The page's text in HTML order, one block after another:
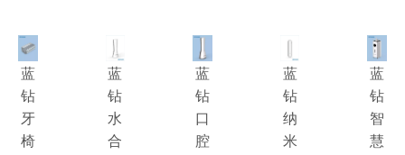
蓝
钻
牙
椅
蓝
钻
水
合
蓝
钻
口
腔
蓝
钻
纳
米
蓝
钻
智
慧